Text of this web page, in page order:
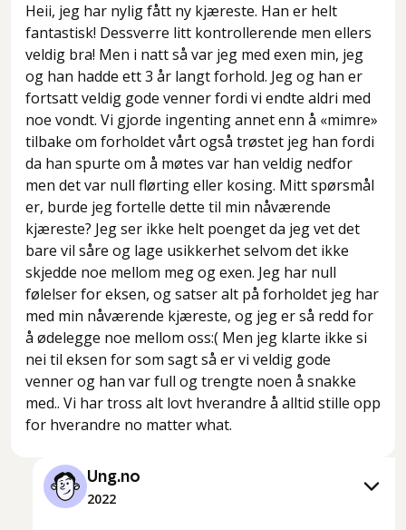
Heii, jeg har nylig fått ny kjæreste. Han er helt
fantastisk! Dessverre litt kontrollerende men ellers
veldig bra! Men i natt så var jeg med exen min, jeg
og han hadde ett 3 år langt forhold. Jeg og han er
fortsatt veldig gode venner fordi vi endte aldri med
noe vondt. Vi gjorde ingenting annet enn å «mimre»
tilbake om forholdet vårt også trøstet jeg han fordi
da han spurte om å møtes var han veldig nedfor
men det var null flørting eller kosing. Mitt spørsmål
er, burde jeg fortelle dette til min nåværende
kjæreste? Jeg ser ikke helt poenget da jeg vet det
bare vil såre og lage usikkerhet selvom det ikke
skjedde noe mellom meg og exen. Jeg har null
følelser for eksen, og satser alt på forholdet jeg har
med min nåværende kjæreste, og jeg er så redd for
å ødelegge noe mellom oss:( Men jeg klarte ikke si
nei til eksen for som sagt så er vi veldig gode
venner og han var full og trengte noen å snakke
med.. Vi har tross alt lovt hverandre å alltid stille opp
for hverandre no matter what.
Ung.no
2022